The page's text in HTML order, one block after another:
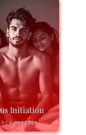
Initiation
SEZELLI